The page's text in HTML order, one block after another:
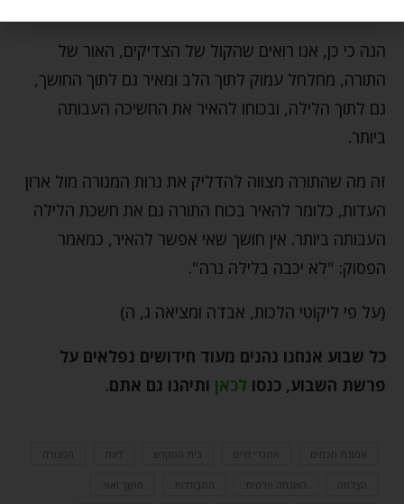
הנה כי כן, אנו רואים שהקול של הצדיקים, האור של
התורה, מחלחל עמוק לתוך הלב ומאיר גם לתוך החושך,
גם לתוך הלילה, ובכוחו להאיר את החשיכה העבותה
ביותר.
זה מה שהתורה מצווה להדליק את נרות המנורה מול ארון
העדות, כלומר להאיר בכוח התורה גם את חשכת הלילה
העבותה ביותר. אין חושך שאי אפשר להאיר, כמאמר
הפסוק: "לא יכבה בלילה נרה".
(על פי ליקוטי הלכות, אבדה ומציאה ג, ה)
כל שבוע אנחנו נהנים מעוד חידושים נפלאים על
פרשת השבוע, כנסו לכאן ותיהנו גם אתם.
אמונת חכמים אתגרי חיים בית המקדש דעת המנורה
הצלחה השגחה פרטית התבודדות חושך ואור